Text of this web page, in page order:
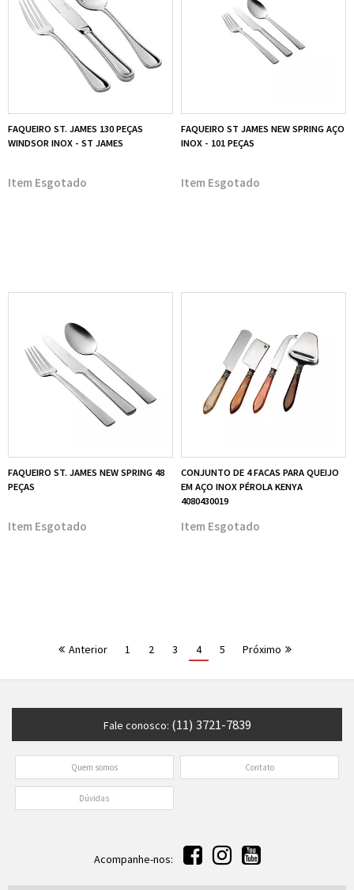
FAQUEIRO ST. JAMES 130 PEÇAS
WINDSOR INOX - ST JAMES
Esgotado
FAQUEIRO ST JAMES NEW SPRING AÇO
INOX - 101 PEÇAS
Esgotado
FAQUEIRO ST. JAMES NEW SPRING 48
PEÇAS
Esgotado
CONJUNTO DE 4 FACAS PARA QUEIJO
EM AÇO INOX PÉROLA KENYA
4080430019
Esgotado
Anterior 1 2 3 4 5 Próximo
Fale conosco: (11) 3721-7839
Quem somos Contato
Dúvidas
Acompanhe-nos: